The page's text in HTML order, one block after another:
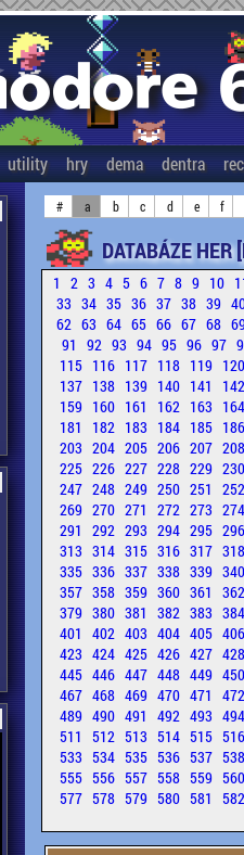
utility hry dema dentra
# a b c d e f
DATABÁZE
1 2 3 4 5 6 7 8 9 10
33 34 35 36 37 38 39
62 63 64 65 66 67 68
91 92 93 94 95 96 97
115 116 117 118 119
137 138 139 140 141
159 160 161 162 163
181
182 183 184 185
203 204 205 206 207
225 226 227 228 229
247 248 249 250 251
269 270 271 272 273
291 292 293 294 295
313 314 315 316 317
335 336 337 338 339
357 358 359 360 361
379 380 381 382 383
401 402 403 404 405
423 424 425 426 427
445 446 447 448 449
467 468 469 470 471
489 490 491 492 493
511 512 513 514 515
533 534 535 536 537
555 556 557 558 559
577 578 579 580 581